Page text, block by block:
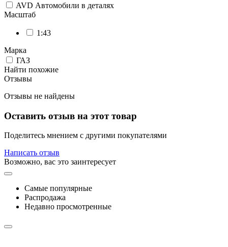
AVD Автомобили в деталях
Масштаб
1:43
Марка
ГАЗ
Найти похожие
Отзывы
Отзывы не найдены
Оставить отзыв на этот товар
Поделитесь мнением с другими покупателями
Написать отзыв
Возможно, вас это заинтересует
Самые популярные
Распродажа
Недавно просмотренные